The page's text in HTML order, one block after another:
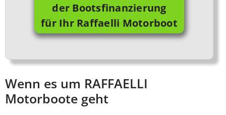
der Bootsfinanzierung
für Ihr Raffaelli Motorboot
Wenn es um RAFFAELLI
Motorboote geht